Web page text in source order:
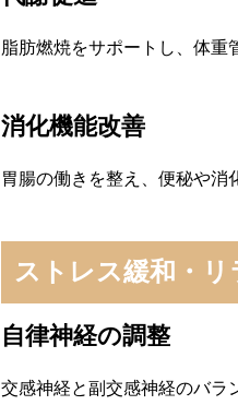
脂肪燃焼をサポートし、体重
消化機能改善
胃腸の働きを整え、便秘や消
ストレス緩和・
自律神経の調整
交感神経と副交感神経のバラ